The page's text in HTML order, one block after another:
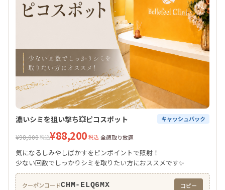
濃いシミを狙い撃ち💥ピコスポット キャッシュバック
¥98,000税込¥88,200 税込 全顔取り放題
気になるしみやしばかすをピンポイントで照射！
少ない回数でしっかりシミを取りたい方におススメです✨
クーポンコードCHM-ELQ6MX コピー